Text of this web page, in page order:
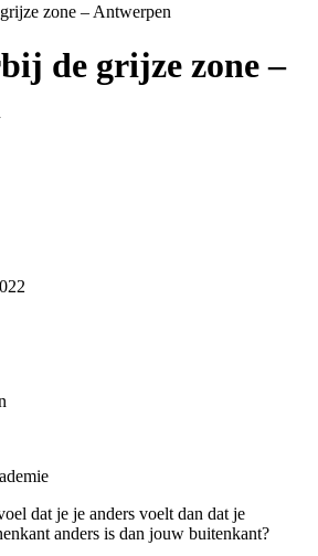
zone – Antwerpen
de grijze zone –
dat je je anders voelt dan dat je
anders is dan jouw buitenkant?